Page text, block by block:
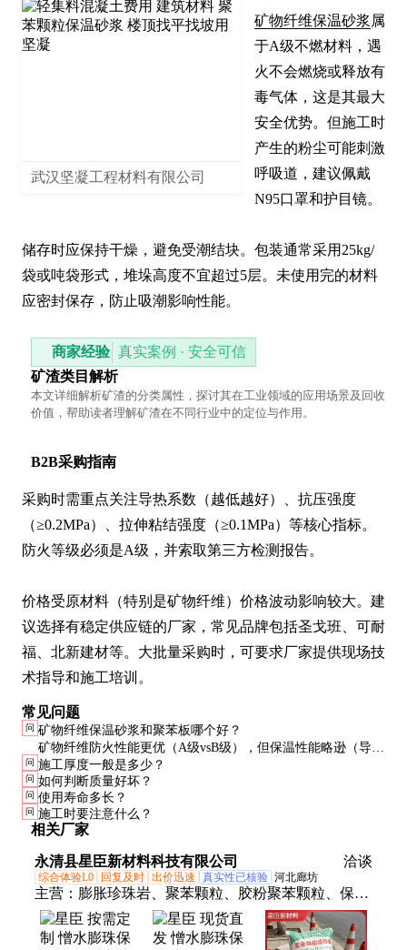
武汉坚凝工程材料有限公司
矿物纤维保温砂浆 属
于A级不燃材料，遇
火不会燃烧或释放有
毒气体，这是其最大
安全优势。但施工时
产生的粉尘可能刺激
呼吸道，建议佩戴
N95口罩和护目镜。
储存时应保持干燥，避免受潮结块。包装通常采用25kg/
袋或吨袋形式，堆垛高度不宜超过5层。未使用完的材料
应密封保存，防止吸潮影响性能。
商家经验 真实案例 · 安全可信
矿渣类目解析
本文详细解析矿渣的分类属性，探讨其在工业领域的应用场景及回收
价值，帮助读者理解矿渣在不同行业中的定位与作用。
B2B采购指南
采购时需重点关注导热系数（越低越好）、抗压强度
（≥0.2MPa）、拉伸粘结强度（≥0.1MPa）等核心指标。
防火等级必须是A级，并索取第三方检测报告。
价格受原材料（特别是矿物纤维）价格波动影响较大。建
议选择有稳定供应链的厂家，常见品牌包括圣戈班、可耐
福、北新建材等。大批量采购时，可要求厂家提供现场技
术指导和施工培训。
常见问题
问 矿物纤维保温砂浆和聚苯板哪个好？
矿物纤维防火性能更优（A级vsB级），但保温性能略逊（导热
系数0.045-0.065 vs 0.030-0.040）。高层建筑和防火要求高的场
所应优先选用矿物纤维。
问 施工厚度一般是多少？
问 如何判断质量好坏？
问 使用寿命多长？
问 施工时要注意什么？
相关厂家
永清县星臣新材料科技有限公司 洽谈
综合体验L0 回复及时 出价迅速 真实性已核验 河北廊坊
主营： 膨胀珍珠岩、聚苯颗粒、胶粉聚苯颗粒、保温
砂浆专用胶粉、聚苯颗粒保温砂浆、SF憎水膨珠保温
砂浆、玻化微珠保温砂浆、无机轻集料保温砂浆、憎